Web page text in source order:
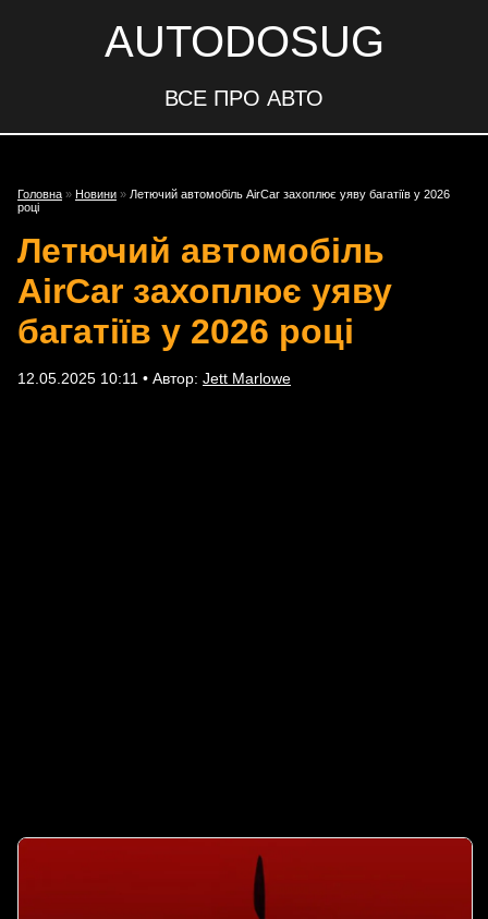
AUTODOSUG
ВСЕ ПРО АВТО
Головна » Новини » Летючий автомобіль AirCar захоплює уяву багатіїв у 2026
році
Летючий автомобіль
AirCar захоплює уяву
багатіїв у 2026 році
12.05.2025 10:11 • Автор: Jett Marlowe